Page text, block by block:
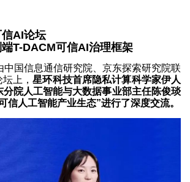
AI论坛
T-DACM可信AI治理框架
中国信息通信研究院、京东探索研究院联
坛上，星环科技首席隐私计算科学家伊人
分院人工智能与大数据事业部主任陈俊琰
信人工智能产业生态”进行了深度交流。